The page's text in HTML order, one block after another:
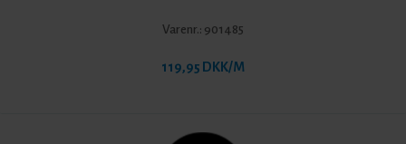
Varenr.: 901485
119,95 DKK/M